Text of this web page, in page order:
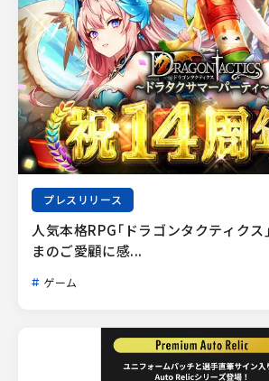
プレスリリース
人気本格RPG「ドラゴンタクティクス
まのご愛顧に感...
ゲーム